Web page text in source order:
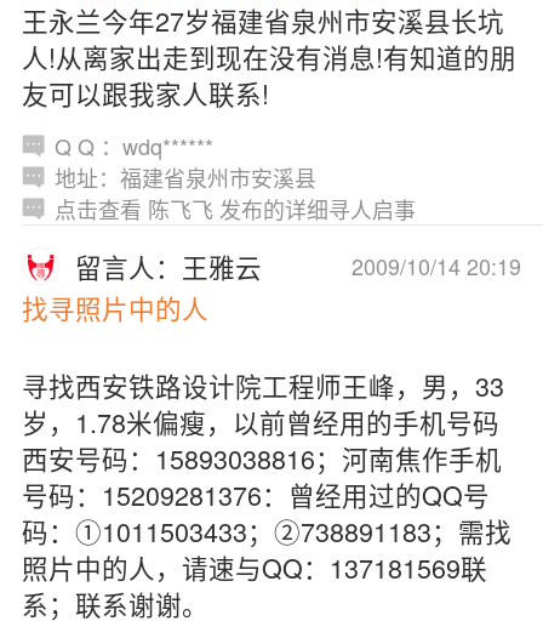
王永兰今年27岁福建省泉州市安溪县长坑
人!从离家出走到现在没有消息!有知道的朋
友可以跟我家人联系!
Q Q ：wdq******
地址：福建省泉州市安溪县
点击查看 陈飞飞 发布的详细寻人启事
2009/10/14 20:19
留言人：王雅云
找寻照片中的人
寻找西安铁路设计院工程师王峰，男，33
岁，1.78米偏瘦，以前曾经用的手机号码
西安号码：15893038816；河南焦作手机
号码：15209281376：曾经用过的QQ号
码：①1011503433；②738891183；需找
照片中的人，请速与QQ：137181569联
系；联系谢谢。